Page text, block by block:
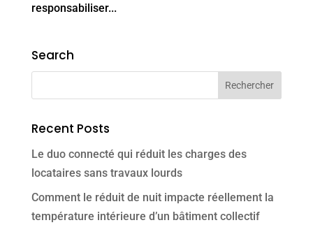
responsabiliser...
Search
Recent Posts
Le duo connecté qui réduit les charges des
locataires sans travaux lourds
Comment le réduit de nuit impacte réellement la
température intérieure d’un bâtiment collectif